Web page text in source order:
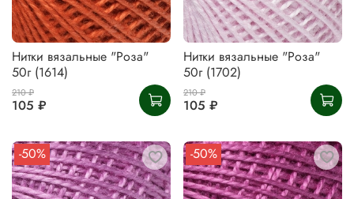
Нитки вязальные "Роза"
50г (1614)
210 ₽
105 ₽
Нитки вязальные "Роза"
50г (1702)
210 ₽
105 ₽
-50% -50%